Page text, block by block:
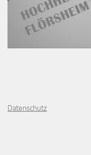
Datenschutz